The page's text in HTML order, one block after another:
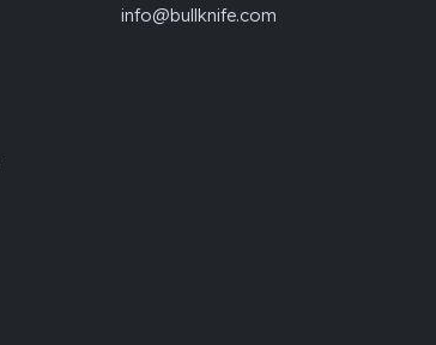
info@bullknife.com